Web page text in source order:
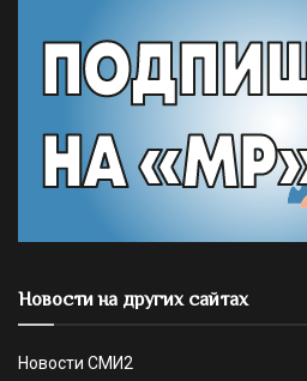
Новости на других сайтах
Новости СМИ2